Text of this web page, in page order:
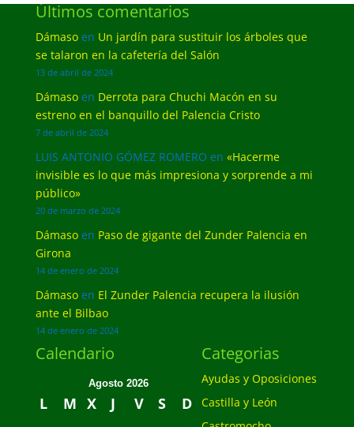
Últimos comentarios
Dámasoen Un jardín para sustituir los árboles que
se talaron en la cafetería del Salón
13 de abril de 2024
Dámasoen Derrota para Chuchi Macón en su
estreno en el banquillo del Palencia Cristo
7 de abril de 2024
LUIS ANTONIO GÓMEZ ROMERO en «Hacerme
invisible es lo que más impresiona y sorprende a mi
público»
20 de marzo de 2024
Dámasoen Paso de gigante del Zunder Palencia en
Girona
14 de enero de 2024
Dámasoen El Zunder Palencia recupera la ilusión
ante el Bilbao
14 de enero de 2024
Calendario
Agosto 2026
L M X J V S
D
Categorias
Ayudas y Oposiciones
Castilla y León